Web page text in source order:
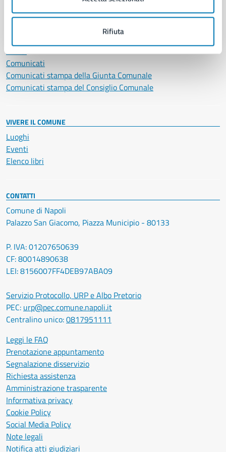
Rifiuta
Avvisi
Comunicati
Comunicati stampa della Giunta Comunale
Comunicati stampa del Consiglio Comunale
VIVERE IL COMUNE
Luoghi
Eventi
Elenco libri
CONTATTI
Comune di Napoli
Palazzo San Giacomo, Piazza Municipio - 80133
P. IVA: 01207650639
CF: 80014890638
LEI: 8156007FF4DEB97ABA09
Servizio Protocollo, URP e Albo Pretorio
PEC: urp@pec.comune.napoli.it
Centralino unico:0817951111
Leggi le FAQ
Prenotazione appuntamento
Segnalazione disservizio
Richiesta assistenza
Amministrazione trasparente
Informativa privacy
Cookie Policy
Social Media Policy
Note legali
Notifica atti giudiziari